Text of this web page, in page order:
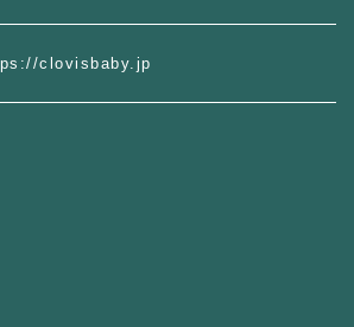
clovisbaby.jp